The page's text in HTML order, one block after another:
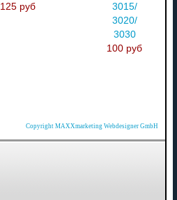
125 руб
3015/
3020/
3030
100 руб
Copyright MAXXmarketing Webdesigner GmbH